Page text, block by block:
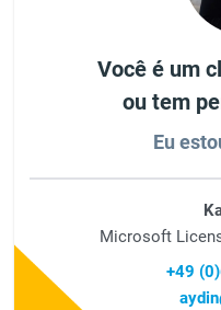
Você é um
ou tem
Eu
Microsoft
+49